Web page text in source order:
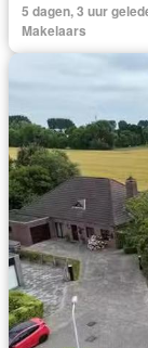
5 dagen, 3 uur
Makelaars